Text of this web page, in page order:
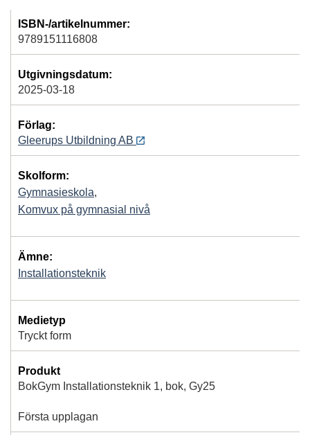
ISBN-/artikelnummer:
9789151116808
Utgivningsdatum:
2025-03-18
Förlag:
Gleerups Utbildning AB
Skolform:
Gymnasieskola,
Komvux på gymnasial nivå
Ämne:
Installationsteknik
Medietyp
Tryckt form
Produkt
BokGym Installationsteknik 1, bok, Gy25
Första upplagan